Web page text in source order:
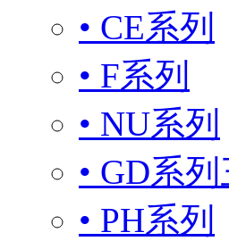
• CE系列
• F系列
• NU系列
• GD系
• PH系列